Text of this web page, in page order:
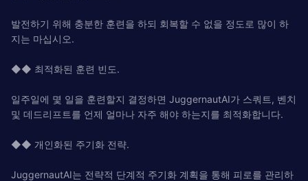
발전하기 위해 충분한 훈련을 하되 회복할 수 없을 정도로 많이 하
지는 마십시오.
◆◆ 최적화된 훈련 빈도.
일주일에 몇 일을 훈련할지 결정하면 JuggernautAI가 스쿼트, 벤치
및 데드리프트를 언제 얼마나 자주 해야 하는지를 최적화합니다.
◆◆ 개인화된 주기화 전략.
JuggernautAI는 전략적 단계적 주기화 계획을 통해 피로를 관리하